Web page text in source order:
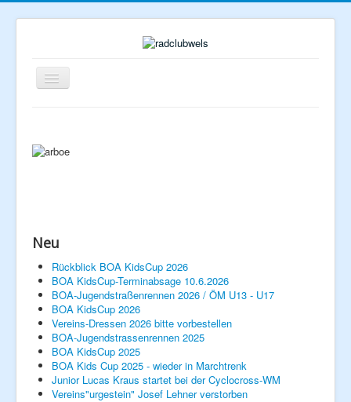
Navigation
an/aus
Home
Verein
Rennlizenzen
Next Generation
Neu
Rückblick BOA KidsCup 2026
BOA KidsCup-Terminabsage 10.6.2026
BOA-Jugendstraßenrennen 2026 / ÖM U13 - U17
BOA KidsCup 2026
Vereins-Dressen 2026 bitte vorbestellen
BOA-Jugendstrassenrennen 2025
BOA KidsCup 2025
BOA Kids Cup 2025 - wieder in Marchtrenk
Junior Lucas Kraus startet bei der Cyclocross-WM
Vereins"urgestein" Josef Lehner verstorben